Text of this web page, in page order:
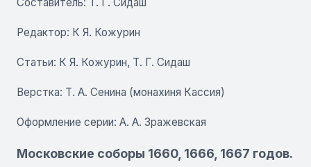
Редактор: К Я. Кожурин
Статьи: К Я. Кожурин, Т. Г. Сидаш
Верстка: Т. А. Сенина (монахиня Кассия)
Оформление серии: А. А. Зражевская
Московские соборы 1660, 1666, 1667 годов.